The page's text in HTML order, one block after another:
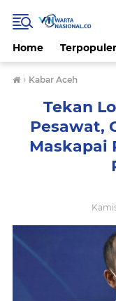
Home Terpopuler
› Kabar Aceh
Tekan
Pesawat,
Maskapai